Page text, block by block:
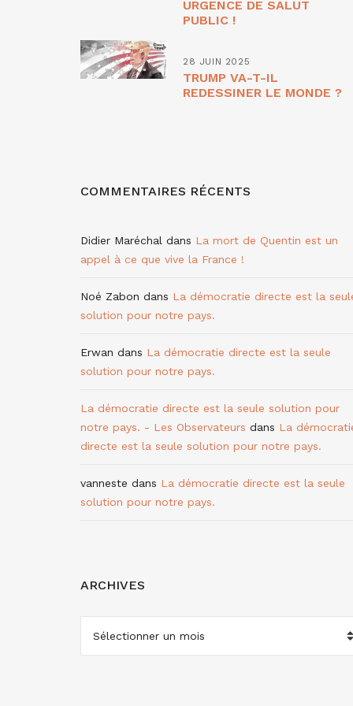
URGENCE DE SALUT
PUBLIC !
28 JUIN 2025
TRUMP VA-T-IL
REDESSINER LE MONDE ?
COMMENTAIRES RÉCENTS
Didier Maréchal dans La mort de Quentin est un
appel à ce que vive la France !
Noé Zabon dans La démocratie directe est la
solution pour notre pays.
Erwan dans La démocratie directe est la seule
solution pour notre pays.
La démocratie directe est la seule solution pour
notre pays. - Les Observateurs dans La
directe est la seule solution pour notre pays.
vanneste dans La démocratie directe est la seule
solution pour notre pays.
ARCHIVES
ARCHIVES